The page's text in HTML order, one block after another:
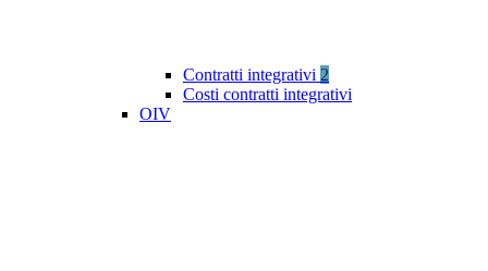
Contratti integrativi 2
Costi contratti integrativi
OIV